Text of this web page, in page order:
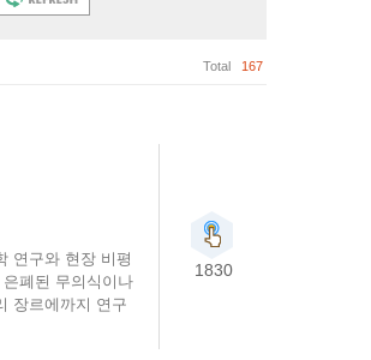
Total 167
연구와 현장 비평
폐된 무의식이나
장르에까지 연구
1830